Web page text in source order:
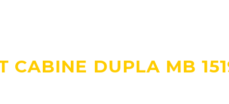
CABINE DUPLA MB